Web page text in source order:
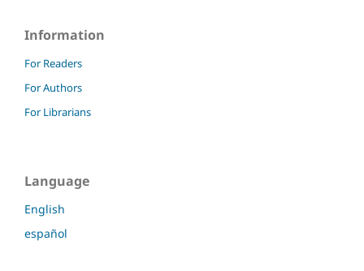
Information
For Readers
For Authors
For Librarians
Language
English
español